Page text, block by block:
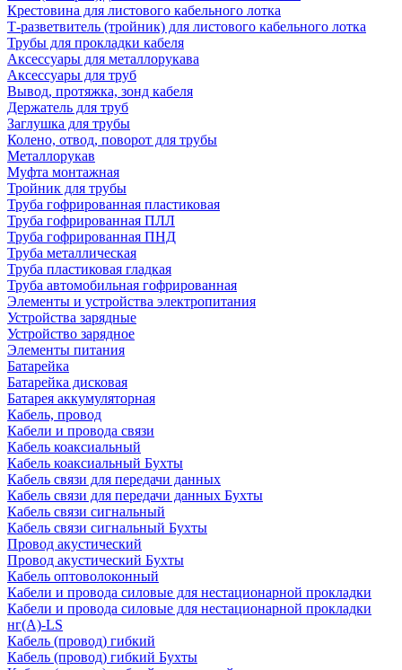
Крестовина для листового кабельного лотка
Т-разветвитель (тройник) для листового кабельного лотка
Трубы для прокладки кабеля
Аксессуары для металлорукава
Аксессуары для труб
Вывод, протяжка, зонд кабеля
Держатель для труб
Заглушка для трубы
Колено, отвод, поворот для трубы
Металлорукав
Муфта монтажная
Тройник для трубы
Труба гофрированная пластиковая
Труба гофрированная ПЛЛ
Труба гофрированная ПНД
Труба металлическая
Труба пластиковая гладкая
Труба автомобильная гофрированная
Элементы и устройства электропитания
Устройства зарядные
Устройство зарядное
Элементы питания
Батарейка
Батарейка дисковая
Батарея аккумуляторная
Кабель, провод
Кабели и провода связи
Кабель коаксиальный
Кабель коаксиальный Бухты
Кабель связи для передачи данных
Кабель связи для передачи данных Бухты
Кабель связи сигнальный
Кабель связи сигнальный Бухты
Провод акустический
Провод акустический Бухты
Кабель оптоволоконный
Кабели и провода силовые для нестационарной прокладки
Кабели и провода силовые для нестационарной прокладки
нг(А)-LS
Кабель (провод) гибкий
Кабель (провод) гибкий Бухты